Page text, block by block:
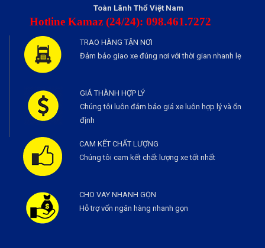
Toàn Lãnh Thổ Việt Nam
Hotline Kamaz (24/24): 098.461.7272
TRAO HÀNG TẬN NƠI
Đảm bảo giao xe đúng nơi với thời gian nhanh lẹ
GIÁ THÀNH HỢP LÝ
Chúng tôi luôn đảm bảo giá xe luôn hợp lý và ổn
định
CAM KẾT CHẤT LƯỢNG
Chúng tôi cam kết chất lượng xe tốt nhất
CHO VAY NHANH GỌN
Hỗ trợ vốn ngân hàng nhanh gọn